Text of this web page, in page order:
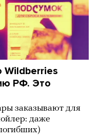
Wildberries
РФ. Это
заказывают для
даже